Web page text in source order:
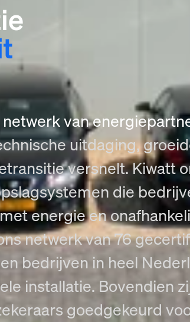
van
uitdaging,
versnelt. Kiwatt
die
energie en
netwerk van 76
bedrijven in heel
installatie. Bovendien
goedgekeurd